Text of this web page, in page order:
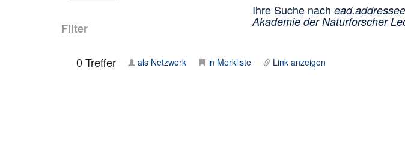
Filter
Ihre Suche nach
Akademie der Naturforscher
0Treffer als Netzwerk in Merkliste Link anzeigen